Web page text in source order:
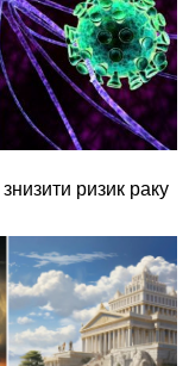
ризик раку